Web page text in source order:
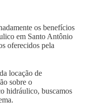
os benefícios
em Santo Antônio
oferecidos pela
locação de
sobre o
hidráulico, buscamos